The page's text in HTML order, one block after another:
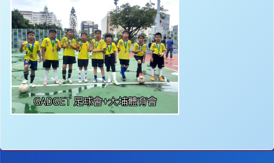
GADGET 足球會+大埔體育會